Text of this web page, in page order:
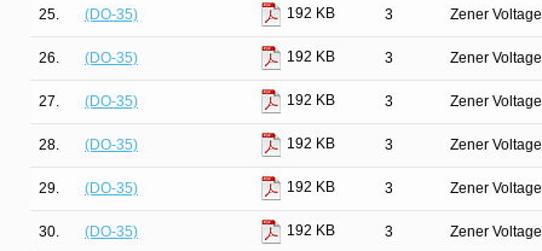
25. (DO-35) 192 KB 3 Zener
26. (DO-35) 192 KB 3 Zener
27. (DO-35) 192 KB 3 Zener
28. (DO-35) 192 KB 3 Zener
29. (DO-35) 192 KB 3 Zener
30. (DO-35) 192 KB 3 Zener